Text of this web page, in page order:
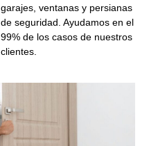
garajes, ventanas y persianas
de seguridad. Ayudamos en el
99% de los casos de nuestros
clientes.